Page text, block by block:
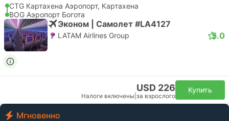
CTG Картахена Аэропорт, Картахена
BOG Аэропорт Богота
Эконом | Самолет #LA4127
LATAM Airlines Group 5.0
USD 226
Налоги включены за взрослого
Купить
Мгновенно